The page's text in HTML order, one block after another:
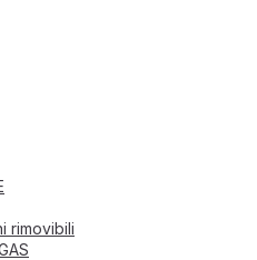
rimovibili